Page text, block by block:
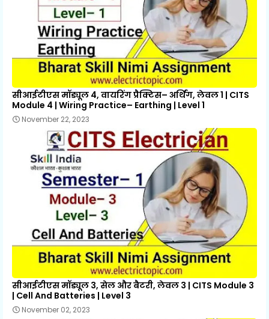
सीआईटीएस मॉड्यूल 4, वायरिंग प्रैक्टिस– अर्थिंग, लेवल 1 | CITS
Module 4 | Wiring Practice– Earthing | Level 1
November 22, 2023
सीआईटीएस मॉड्यूल 3, सेल और बैटरी, लेवल 3 | CITS Module 3
| Cell And Batteries | Level 3
November 02, 2023